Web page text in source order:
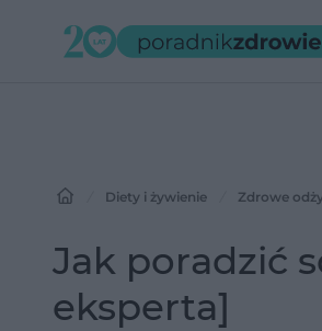
Diety i żywienie Zdrowe
Jak poradzić
eksperta]